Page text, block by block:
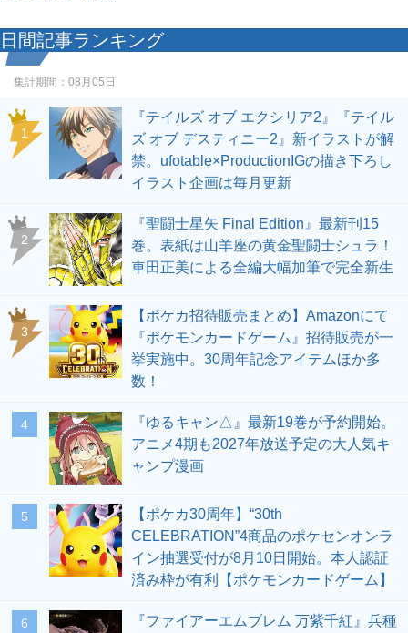
日間記事ランキング
集計期間： 08月05日
1
『テイルズ オブ エクシリア2』『テイル
ズ オブ デスティニー2』新イラストが解
禁。ufotable×ProductionIGの描き下ろし
イラスト企画は毎月更新
2
『聖闘士星矢 Final Edition』最新刊15
巻。表紙は山羊座の黄金聖闘士シュラ！
車田正美による全編大幅加筆で完全新生
3
【ポケカ招待販売まとめ】Amazonにて
『ポケモンカードゲーム』招待販売が一
挙実施中。30周年記念アイテムほか多
数！
4
『ゆるキャン△』最新19巻が予約開始。
アニメ4期も2027年放送予定の大人気キ
ャンプ漫画
5
【ポケカ30周年】“30th
CELEBRATION”4商品のポケセンオンラ
イン抽選受付が8月10日開始。本人認証
済み枠が有利【ポケモンカードゲーム】
6
『ファイアーエムブレム 万紫千紅』兵種